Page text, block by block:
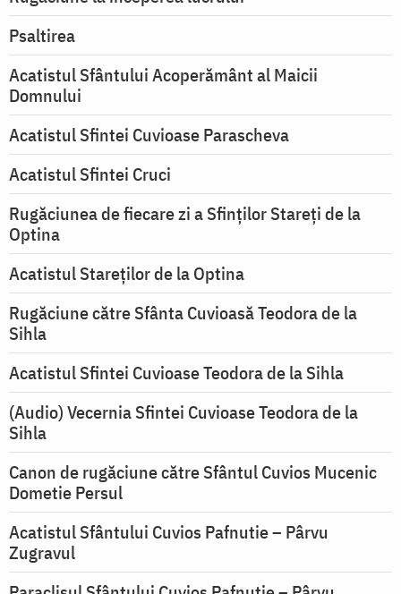
Psaltirea
Acatistul Sfântului Acoperământ al Maicii
Domnului
Acatistul Sfintei Cuvioase Parascheva
Acatistul Sfintei Cruci
Rugăciunea de fiecare zi a Sfinților Stareți de la
Optina
Acatistul Stareţilor de la Optina
Rugăciune către Sfânta Cuvioasă Teodora de la
Sihla
Acatistul Sfintei Cuvioase Teodora de la Sihla
(Audio) Vecernia Sfintei Cuvioase Teodora de la
Sihla
Canon de rugăciune către Sfântul Cuvios Mucenic
Dometie Persul
Acatistul Sfântului Cuvios Pafnutie – Pârvu
Zugravul